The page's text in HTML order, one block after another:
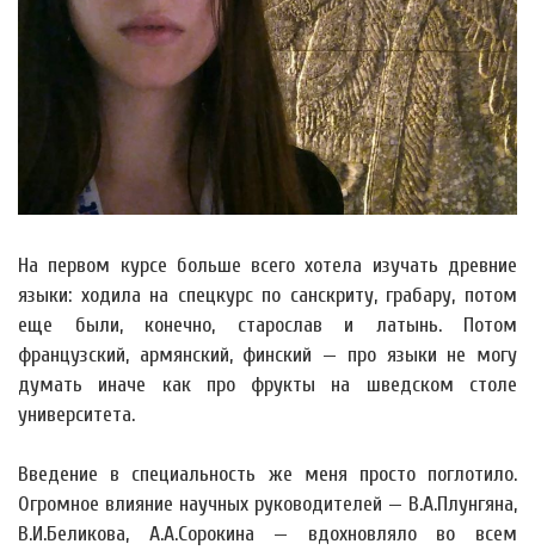
На первом курсе больше всего хотела изучать древние
языки: ходила на спецкурс по санскриту, грабару, потом
еще были, конечно, старослав и латынь. Потом
французский, армянский, финский — про языки не могу
думать иначе как про фрукты на шведском столе
университета.
Введение в специальность же меня просто поглотило.
Огромное влияние научных руководителей — В.А.Плунгяна,
В.И.Беликова, А.А.Сорокина — вдохновляло во всем